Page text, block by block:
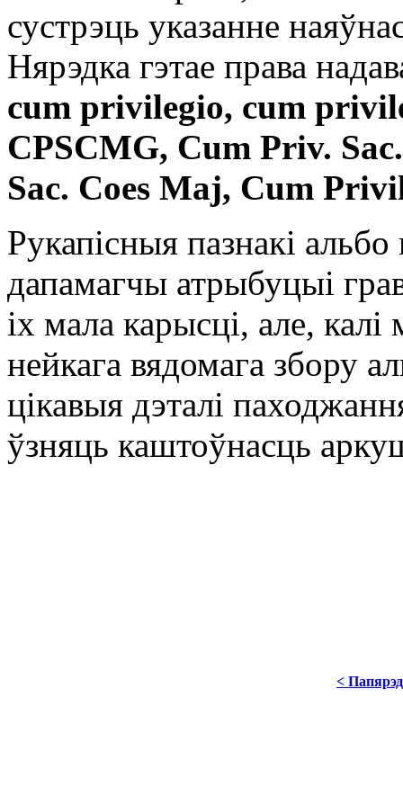
сустрэць указанне
Нярэдка гэтае права
cum privilegio, cum
CPSCMG, Cum Priv.
Sac. Coes Maj, Cum
Рукапісныя пазнакі
дапамагчы атрыбуцыі
іх мала карысці, але,
нейкага вядомага збору
цікавыя дэталі
ўзняць каштоўнасць
<